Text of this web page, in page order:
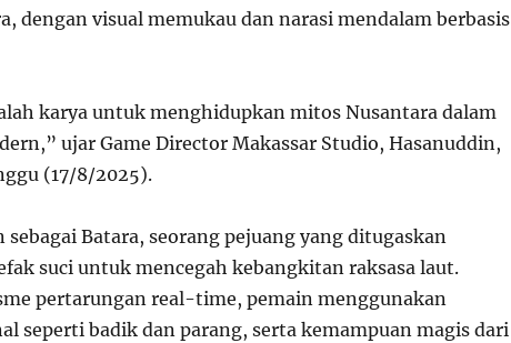
dengan visual memukau dan narasi mendalam berbasis
karya untuk menghidupkan mitos Nusantara dalam
ujar Game Director Makassar Studio, Hasanuddin,
(17/8/2025).
sebagai Batara, seorang pejuang yang ditugaskan
suci untuk mencegah kebangkitan raksasa laut.
pertarungan real-time, pemain menggunakan
seperti badik dan parang, serta kemampuan magis dari